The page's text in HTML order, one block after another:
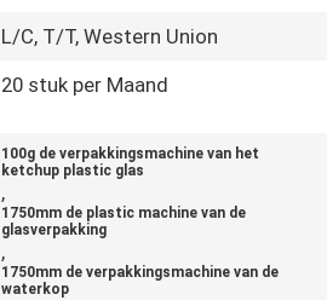
L/C, T/T, Western Union
20 stuk per Maand
100g de verpakkingsmachine van het
ketchup plastic glas
,
1750mm de plastic machine van de
glasverpakking
,
1750mm de verpakkingsmachine van de
waterkop